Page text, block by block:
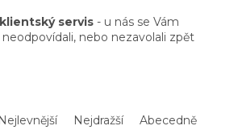
servis - u nás se Vám
nebo nezavolali zpět
Nejlevnější Nejdražší Abecedně